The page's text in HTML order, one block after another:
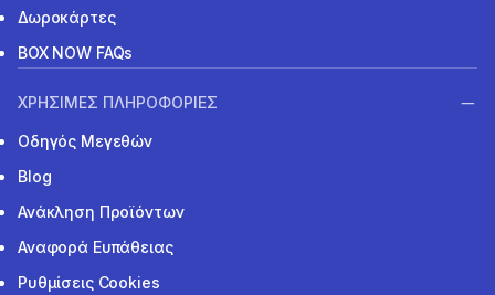
Δωροκάρτες
BOX NOW FAQs
ΧΡΗΣΙΜΕΣ ΠΛΗΡΟΦΟΡΙΕΣ
Οδηγός Μεγεθών
Blog
Ανάκληση Προϊόντων
Αναφορά Ευπάθειας
Ρυθμίσεις Cookies